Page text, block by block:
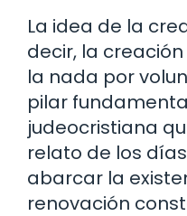
La idea de la
decir, la
la nada por
pilar
judeocristiana
relato de los
abarcar la
renovación